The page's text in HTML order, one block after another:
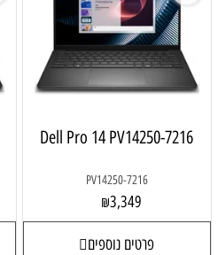
Dell Pro 14 PV14250-7216
PV14250-7216
₪3,349
פרטים נוספים